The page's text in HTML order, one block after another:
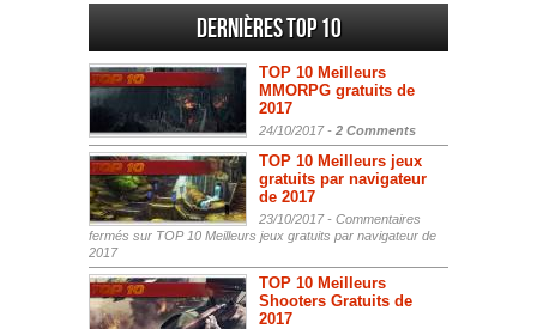
Dernières Top 10
TOP 10 Meilleurs
MMORPG gratuits de
2017
24/10/2017 - 2 Comments
TOP 10 Meilleurs jeux
gratuits par navigateur
de 2017
23/10/2017 - Commentaires
fermés sur TOP 10 Meilleurs jeux gratuits par navigateur de
2017
TOP 10 Meilleurs
Shooters Gratuits de
2017